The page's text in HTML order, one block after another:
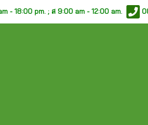
- 18:00 pm. ;ส 9:00 am - 12:00 am.